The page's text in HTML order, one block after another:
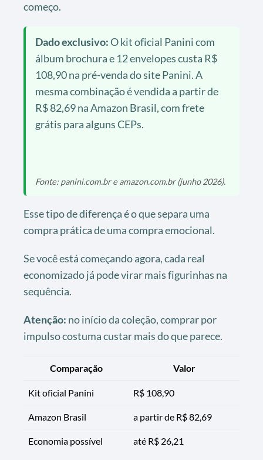
começo.
Dado exclusivo:O kit oficial Panini com
álbum brochura e 12 envelopes custa R$
108,90 na pré-venda do site Panini. A
mesma combinação é vendida a partir de
R$ 82,69 na Amazon Brasil, com frete
grátis para alguns CEPs.
Fonte: panini.com.br e amazon.com.br (junho 2026).
Esse tipo de diferença é o que separa uma
compra prática de uma compra emocional.
Se você está começando agora, cada real
economizado já pode virar mais figurinhas na
sequência.
Atenção: no início da coleção, comprar por
impulso costuma custar mais do que parece.
Comparação Valor
Kit oficial Panini R$ 108,90
Amazon Brasil a partir de R$ 82,69
Economia possível até R$ 26,21